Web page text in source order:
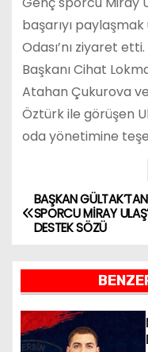
başarıyı
Odası’nı ziyaret
Başkanı Cihat
Atahan Çukurova
Öztürk ile görüşen
oda yönetimine
Y
a
z
ı
g
BAŞKAN
SPORCU MİRAY
DESTEK SÖZÜ